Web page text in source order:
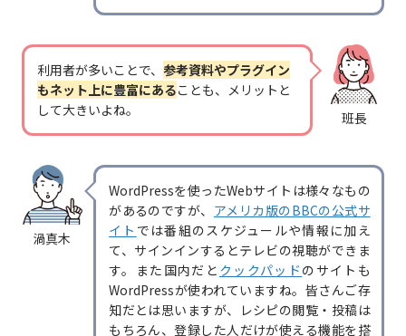
班長
利用者が多いことで、参考資料やプラグイン
もネット上に豊富にあることも、メリットと
して大きいよね。
渦真木
WordPressを使ったWebサイトは様々なもの
があるのですが、 アメリカ版のBBCの公式サ
イト では番組のスケジュールや情報に加え
て、サインインするとテレビの視聴ができま
す。また国内だと クックパッド のサイトも
WordPressが使われていますね。皆さんご存
知だとは思いますが、レシピの閲覧・投稿は
もちろん、登録した人だけが使える機能を搭